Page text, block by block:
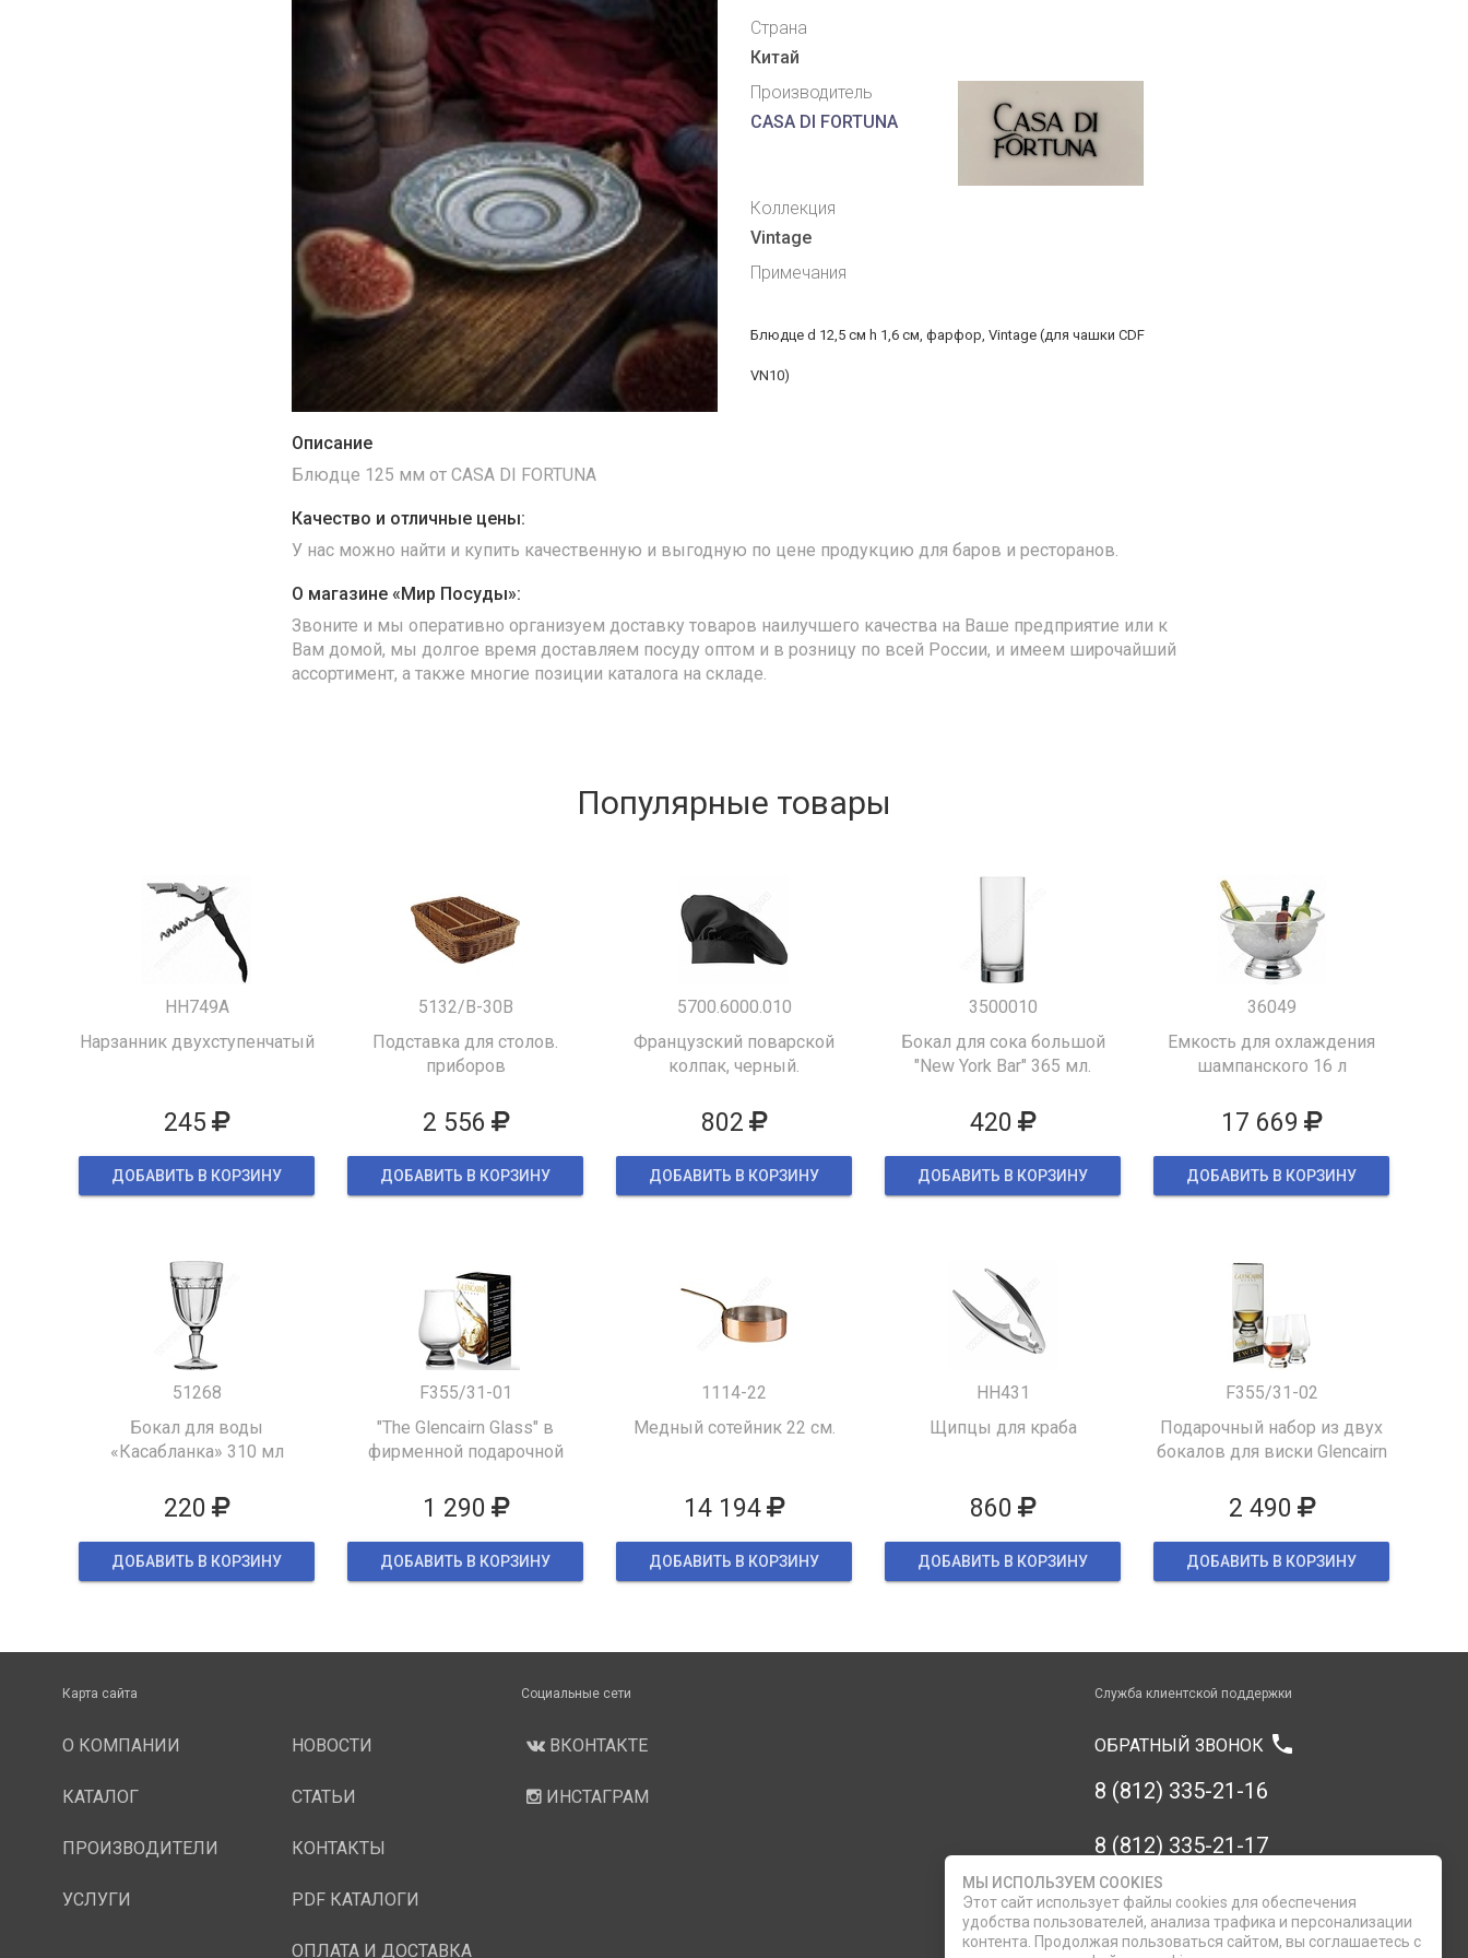
Страна
Китай
Производитель
CASA DI FORTUNA
Коллекция
Vintage
Примечания
Блюдце d 12,5 см h 1,6 см, фарфор, Vintage (для чашки CDF
VN10)
Описание
Блюдце 125 мм от CASA DI FORTUNA
Качество и отличные цены:
У нас можно найти и купить качественную и выгодную по цене продукцию для баров и ресторанов.
О магазине «Мир Посуды»:
Звоните и мы оперативно организуем доставку товаров наилучшего качества на Ваше предприятие или к
Вам домой, мы долгое время доставляем посуду оптом и в розницу по всей России, и имеем широчайший
ассортимент, а также многие позиции каталога на складе.
Популярные товары
HH749A
Нарзанник двухступенчатый
245
ДОБАВИТЬ В КОРЗИНУ
5132/B-30B
Подставка для столов.
приборов
2 556
ДОБАВИТЬ В КОРЗИНУ
5700.6000.010
Французский поварской
колпак, черный.
802
ДОБАВИТЬ В КОРЗИНУ
3500010
Бокал для сока большой
"New York Bar" 365 мл.
420
ДОБАВИТЬ В КОРЗИНУ
36049
Емкость для охлаждения
шампанского 16 л
17 669
ДОБАВИТЬ В КОРЗИНУ
51268
Бокал для воды
«Касабланка» 310 мл
220
ДОБАВИТЬ В КОРЗИНУ
F355/31-01
"The Glencairn Glass" в
фирменной подарочной
1 290
ДОБАВИТЬ В КОРЗИНУ
1114-22
Медный сотейник 22 см.
14 194
ДОБАВИТЬ В КОРЗИНУ
HH431
Щипцы для краба
860
ДОБАВИТЬ В КОРЗИНУ
F355/31-02
Подарочный набор из двух
бокалов для виски Glencairn
2 490
ДОБАВИТЬ В КОРЗИНУ
Карта сайта
О КОМПАНИИ
КАТАЛОГ
ПРОИЗВОДИТЕЛИ
УСЛУГИ
НОВОСТИ
СТАТЬИ
КОНТАКТЫ
PDF КАТАЛОГИ
ОПЛАТА И ДОСТАВКА
Социальные сети
ВКОНТАКТЕ
ИНСТАГРАМ
Служба клиентской поддержки
ОБРАТНЫЙ ЗВОНОК phone
8 (812) 335-21-16
8 (812) 335-21-17
7 (911) 947-43-48
МЫ ИСПОЛЬЗУЕМ COOKIES
Этот сайт использует файлы cookies для обеспечения
удобства пользователей, анализа трафика и персонализации
контента. Продолжая пользоваться сайтом, вы соглашаетесь с